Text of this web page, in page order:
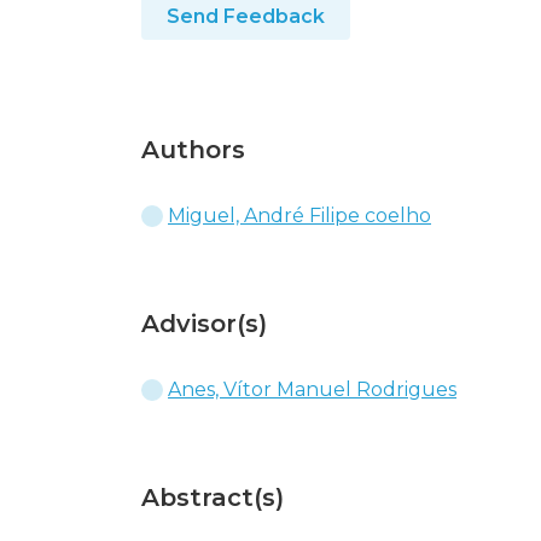
Send Feedback
Authors
Miguel, André Filipe coelho
Advisor(s)
Anes, Vítor Manuel Rodrigues
Abstract(s)